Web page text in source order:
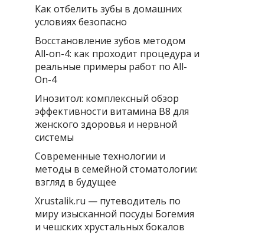
Как отбелить зубы в домашних
условиях безопасно
Восстановление зубов методом
All-on-4: как проходит процедура и
реальные примеры работ по All-
On-4
Инозитол: комплексный обзор
эффективности витамина B8 для
женского здоровья и нервной
системы
Современные технологии и
методы в семейной стоматологии:
взгляд в будущее
Xrustalik.ru — путеводитель по
миру изысканной посуды Богемия
и чешских хрустальных бокалов